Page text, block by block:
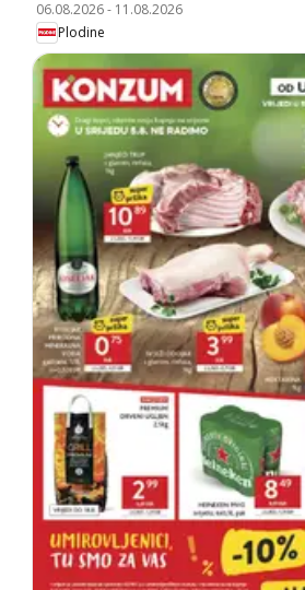
06.08.2026- 11.08.2026
Plodine